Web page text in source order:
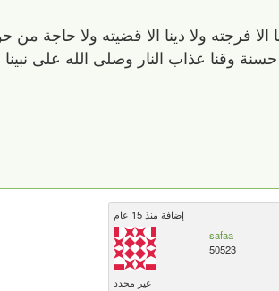
الا فرجته ولا دينا الا قضيته ولا حاجة من
حسنة وقنا عذاب النار وصلى الله على
إضافة منذ 15 عام
safaa
50523
غير محدد